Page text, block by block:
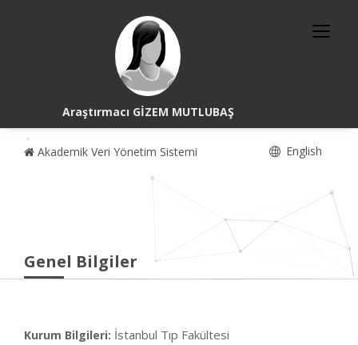
Araştırmacı GİZEM MUTLUBAŞ
Akademik Veri Yönetim Sistemi English
Genel Bilgiler
Kurum Bilgileri: İstanbul Tıp Fakültesi